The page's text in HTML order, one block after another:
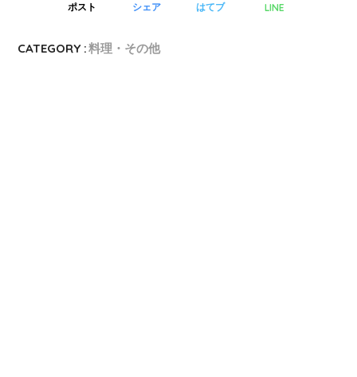
ポスト シェア はてブ LINE
CATEGORY :料理・その他